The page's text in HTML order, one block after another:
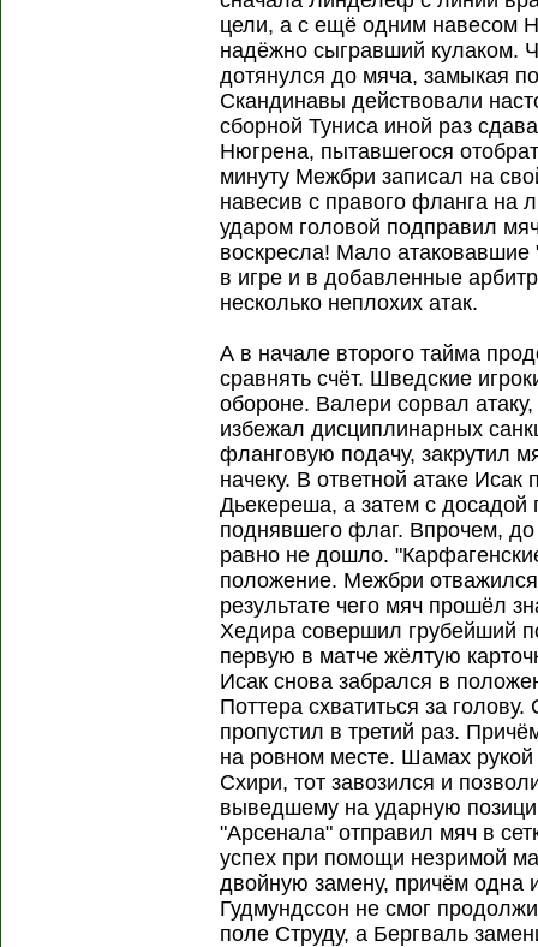
цели, а с ещё одним навесом
надёжно сыгравший кулаком.
дотянулся до мяча, замыкая
Скандинавы действовали
сборной Туниса иной раз
Нюгрена, пытавшегося
минуту Межбри записал на
навесив с правого фланга на
ударом головой подправил
воскресла! Мало атаковавшие
в игре и в добавленные
несколько неплохих атак.
А в начале второго тайма
сравнять счёт. Шведские
обороне. Валери сорвал
избежал дисциплинарных
фланговую подачу, закрутил
начеку. В ответной атаке
Дьекереша, а затем с досадой
поднявшего флаг. Впрочем,
равно не дошло.
положение. Межбри
результате чего мяч прошёл
Хедира совершил грубейший
первую в матче жёлтую
Исак снова забрался в
Поттера схватиться за
пропустил в третий раз.
на ровном месте. Шамах рукой
Схири, тот завозился и
выведшему на ударную
"Арсенала" отправил мяч в
успех при помощи незримой
двойную замену, причём одна
Гудмундссон не смог
поле Струду, а Бергваль